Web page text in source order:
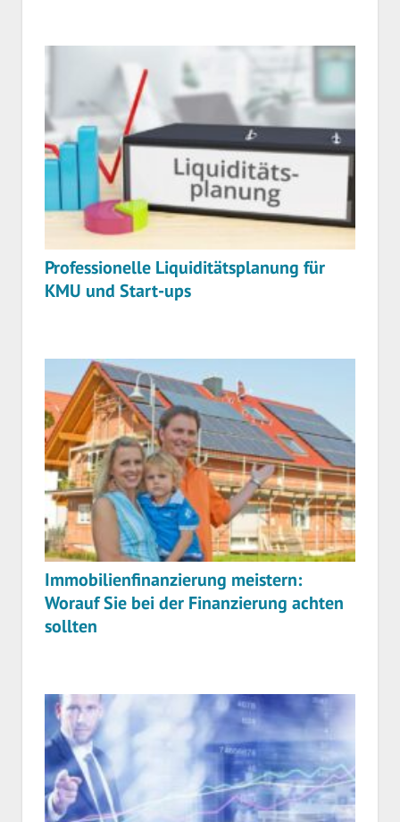
Professionelle Liquiditätsplanung für
KMU und Start-ups
Immobilienfinanzierung meistern:
Worauf Sie bei der Finanzierung achten
sollten